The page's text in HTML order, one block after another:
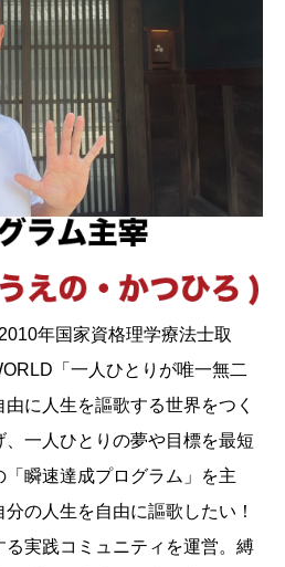
年国家資格理学療法士取
「一人ひとりが唯一無二
に人生を謳歌する世界をつく
一人ひとりの夢や目標を最短
瞬速達成プログラム」を主
の人生を自由に謳歌したい！
る実践コミュニティを運営。縛